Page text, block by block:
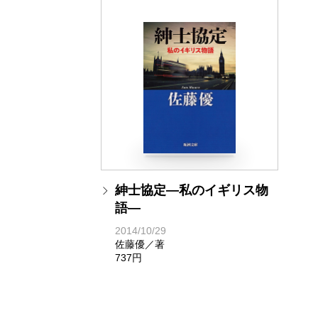
紳士協定―私のイギリス物
語―
2014/10/29
佐藤優／著
737円